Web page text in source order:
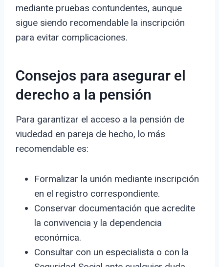
mediante pruebas contundentes, aunque
sigue siendo recomendable la inscripción
para evitar complicaciones.
Consejos para asegurar el
derecho a la pensión
Para garantizar el acceso a la pensión de
viudedad en pareja de hecho, lo más
recomendable es:
Formalizar la unión mediante inscripción
en el registro correspondiente.
Conservar documentación que acredite
la convivencia y la dependencia
económica.
Consultar con un especialista o con la